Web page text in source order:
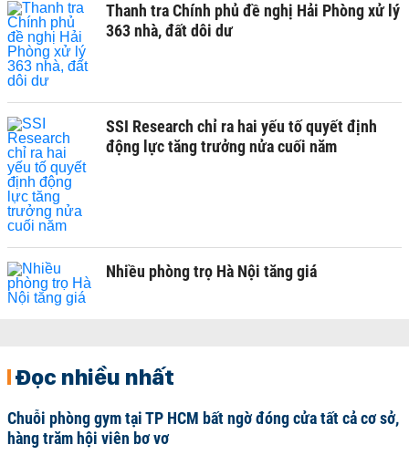
Thanh tra Chính phủ đề nghị Hải Phòng xử lý
363 nhà, đất dôi dư
SSI Research chỉ ra hai yếu tố quyết định
động lực tăng trưởng nửa cuối năm
Nhiều phòng trọ Hà Nội tăng giá
Đọc nhiều nhất
Chuỗi phòng gym tại TP HCM bất ngờ đóng cửa tất cả cơ sở,
hàng trăm hội viên bơ vơ